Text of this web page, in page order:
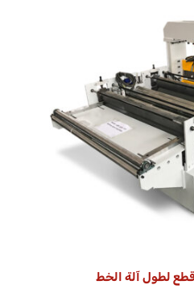
لطول آلة الخط